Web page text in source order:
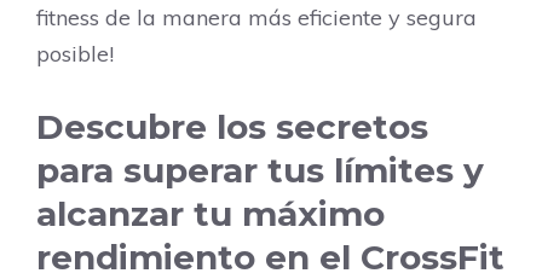
fitness de la manera más eficiente y segura
posible!
Descubre los secretos
para superar tus límites y
alcanzar tu máximo
rendimiento en el CrossFit